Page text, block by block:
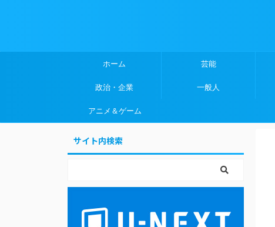
ホーム 芸能
政治・企業 一般人
アニメ＆ゲーム
サイト内検索